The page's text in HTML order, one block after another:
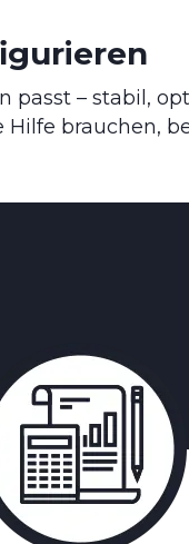
passt – stabil,
Hilfe brauchen,